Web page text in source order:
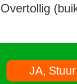
Overtollig
JA,